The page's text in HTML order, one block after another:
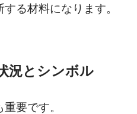
る材料になります。
況とシンボル
要です。